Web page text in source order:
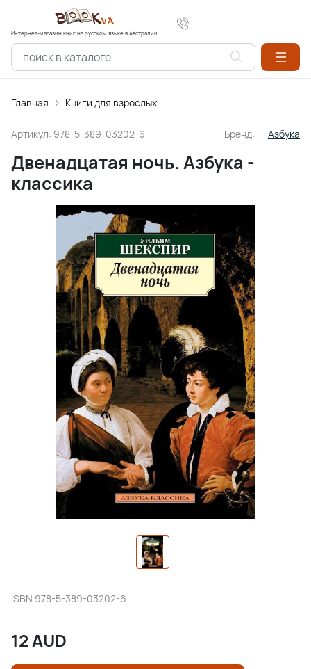
Интернет-магазин книг на русском языке в Австралии
Главная Книги для взрослых
Артикул: 978-5-389-03202-6 Бренд: Азбука
Двенадцатая ночь. Азбука -
классика
ISBN 978-5-389-03202-6
12AUD